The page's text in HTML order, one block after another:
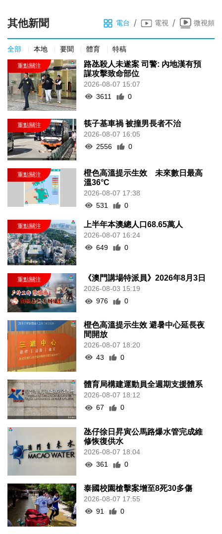
其他新聞 電台 / 電視 / 微視頻
全部 本地 要聞 體育 特稿
路氹殺人未遂案 司警: 內地漢有預
謀攻擊致命部位
2026-08-07 15:07
3611
0
筷子基車禍 被撞男長者不治
2026-08-07 16:05
2556
0
橙色高溫提示生效 未來數日最高
溫36°C
2026-08-07 17:38
531
0
上半年本澳總人口68.65萬人
2026-08-07 16:24
649
0
《澳門講場特派員》2026年8月3日
2026-08-03 15:19
976
0
橙色高溫提示生效 避暑中心延長夜
間開放
2026-08-07 18:20
43
0
體育局構建運動員全週期支援體系
2026-08-07 18:12
67
0
氹仔徐日昇寅公馬路爆水管完成維
修恢復供水
2026-08-07 18:04
361
0
泰國校園槍擊案增至8死30多傷
2026-08-07 17:55
91
0